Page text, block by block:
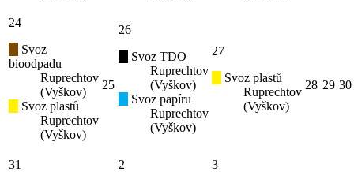
24
Svoz
bioodpadu
Ruprechtov
(Vyškov)
Svoz plastů
Ruprechtov
(Vyškov)
25
26
Svoz TDO
Ruprechtov
(Vyškov)
Svoz papíru
Ruprechtov
(Vyškov)
27
Svoz plastů
Ruprechtov
(Vyškov)
28 29 30
31
2
3